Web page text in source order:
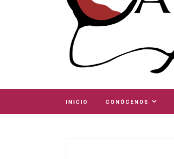
INICIO CONÓCENOS